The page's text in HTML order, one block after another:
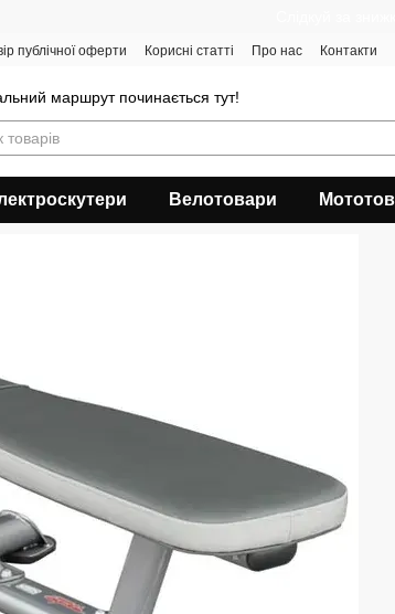
публічної оферти Корисні статті Про нас Контакти
маршрут починається тут!
Велотовари